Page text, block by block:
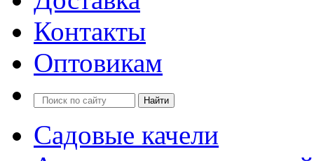
Контакты
Оптовикам
Садовые качели